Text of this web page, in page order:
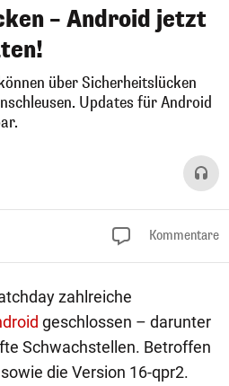
– Android jetzt
über Sicherheitslücken
Updates für Android
Kommentare
zahlreiche
geschlossen – darunter
Schwachstellen. Betroffen
die Version 16-qpr2.